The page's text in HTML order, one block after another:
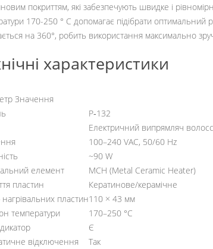
покриттям, які забезпечують швидке і
170-250 ° C допомагає підібрати
на 360°, робить використання максимально
характеристики
Значення
P‑132
Електричний випрямляч
100–240 VAC, 50/60 Hz
~90 W
елемент
MCH (Metal Ceramic Heater)
пластин
Кератинове/керамічне
нагрівальних пластин110 × 43 мм
температури
170–250 °C
Є
відключення
Так